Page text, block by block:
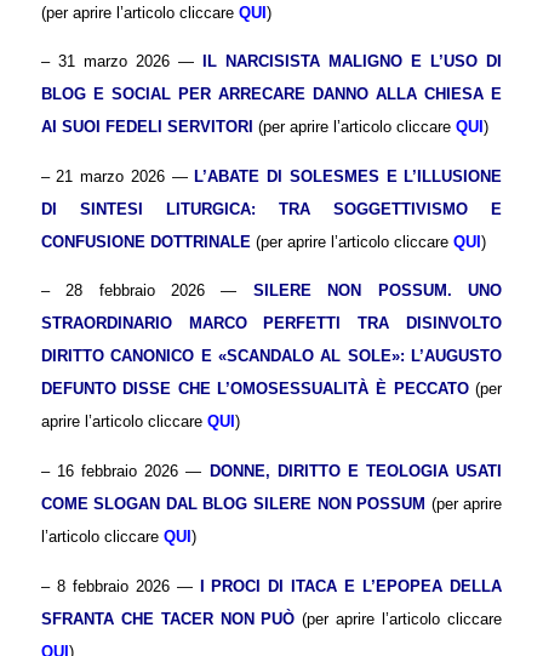
(per aprire l’articolo cliccare QUI)
– 31 marzo 2026 —
IL NARCISISTA MALIGNO E L’USO DI
BLOG E SOCIAL PER ARRECARE DANNO ALLA CHIESA E
AI SUOI FEDELI SERVITORI (per aprire l’articolo cliccare QUI )
– 21 marzo 2026 — L’ABATE DI SOLESMES E L’ILLUSIONE
DI SINTESI LITURGICA: TRA SOGGETTIVISMO E
CONFUSIONE DOTTRINALE (per aprire l’articolo cliccare QUI )
– 28 febbraio 2026 — SILERE NON POSSUM. UNO
STRAORDINARIO MARCO PERFETTI TRA DISINVOLTO
DIRITTO CANONICO E «SCANDALO AL SOLE»: L’AUGUSTO
DEFUNTO DISSE CHE L’OMOSESSUALITÀ È PECCATO (per
aprire l’articolo cliccare QUI )
– 16 febbraio 2026 — DONNE, DIRITTO E TEOLOGIA USATI
COME SLOGAN DAL BLOG SILERE NON POSSUM (per aprire
l’articolo cliccare QUI )
– 8 febbraio 2026 — I PROCI DI ITACA E L’EPOPEA DELLA
SFRANTA CHE TACER NON PUÒ (per aprire l’articolo cliccare
QUI)